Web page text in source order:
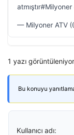
— Milyoner ATV
1 yazı
Bu konuyu
Kullanıcı adı: